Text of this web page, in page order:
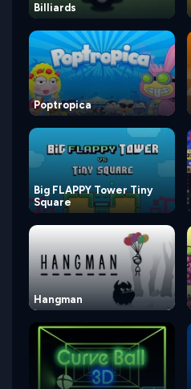
Billiards
Poptropica
Big FLAPPY Tower Tiny
Square
Hangman